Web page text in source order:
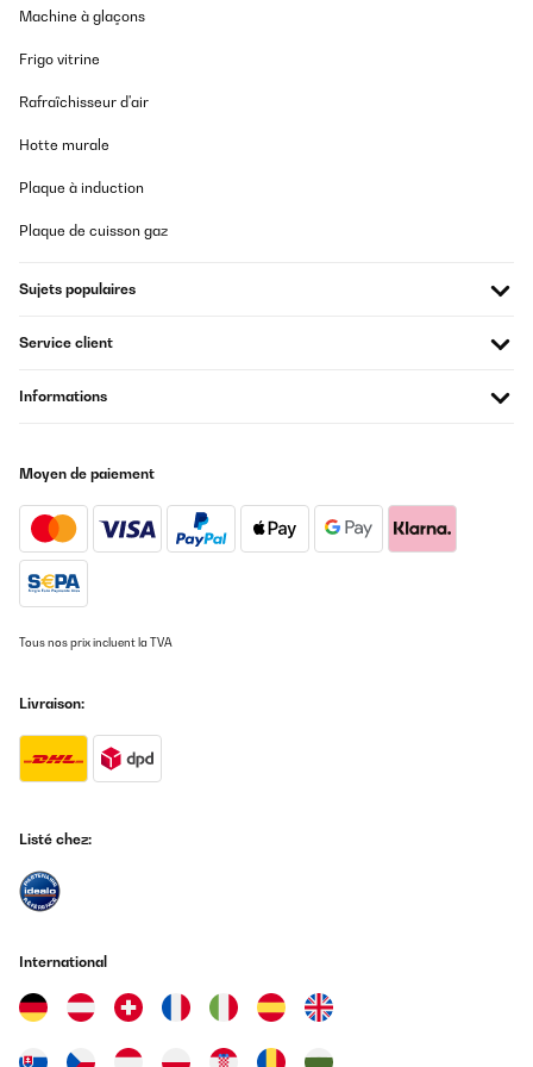
einzige negative Punkt, einige Teile hatten Schrammen. Da es
kein Problem.
Amazon-Benutzer
installé fait 1800x900x600.L'emballage carton correct de
930x665x60 (mm) et peut se porter aisément.Quelques fines
particulier en utilisant des gants pour le montage.Placer les
contact entre panneaux).Enlever les films protecteurs bleu avant
convient parfaitement à cet usage sans risque de rupture au
déformation au milieu des longueurs des bacs. Cette précaution
n'est pas une obligation, si vous enterrez de 5 cm vos bacs,
l'ensemble bénéficie d'une auto portance
correcte.Personnellement, j'ai rajouté au fond un grillage
galvanisé de maille 6,3x6,3 fil 0,6 fixé par la visserie des bacs.
Ceci évitera l'accès des rongeurs par le dessous et facilite
l'assemblage sur une zone dégagée plane de préférence et non
ajouts apportés.Si vous mettez en place plusieurs carrés de
facilités. 50 cm de passage à pied entre 2 bacs et 70 cm pour une
brouette.Il est préférable de placer la meilleure terre sur le dessus
en laissant 5 cm de bordure visible en haut pour permettre le
vous des offres de printemps qui fleurissent avec une
Utilisateur d'Amazon
Traduire
Machine à glaçons
Frigo vitrine
Rafraîchisseur d'air
Hotte murale
Plaque à induction
Plaque de cuisson gaz
Sujets populaires
Service client
Informations
Moyen de paiement
Tous nos prix incluent la TVA
Livraison:
Listé chez:
International